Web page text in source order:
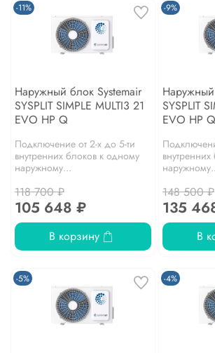
-11%
Наружный блок Systemair
SYSPLIT SIMPLE MULTI3 21
EVO HP Q
Подключение от 2-х до 5-ти
внутренних блоков к одному
наружному...
118 700 ₽
105 648 ₽
В корзину
-9%
Наружный
SYSPLIT
EVO HP Q
148 500 ₽
135
В
-5% -4%